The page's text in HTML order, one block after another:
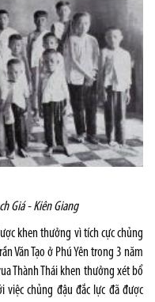
Giá - Kiên Giang
khen thưởng vì tích cực chủng
Văn Tạo ở Phú Yên trong 3 năm
Thành Thái khen thưởng xét bổ
việc chủng đậu đắc lực đã được